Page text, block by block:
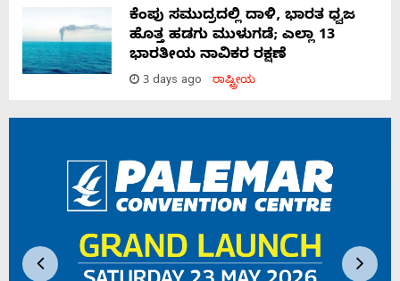
ಕೆಂಪು ಸಮುದ್ರದಲ್ಲಿ ದಾಳಿ, ಭಾರತ ಧ್ವಜ
ಹೊತ್ತ ಹಡಗು ಮುಳುಗಡೆ; ಎಲ್ಲಾ 13
ಭಾರತೀಯ ನಾವಿಕರ ರಕ್ಷಣೆ
3 days ago ರಾಷ್ಟ್ರೀಯ